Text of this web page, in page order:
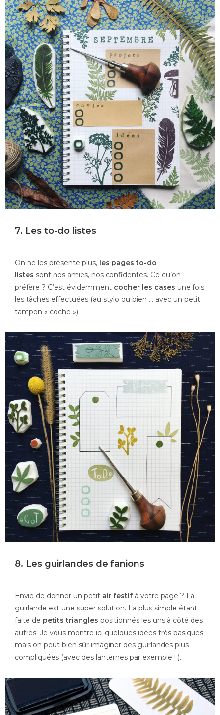
7. Les to-do listes
On ne les présente plus, les pages to-do
listes sont nos amies, nos confidentes. Ce qu’on
préfère ? C’est évidemment cocher les cases une fois
les tâches effectuées (au stylo ou bien … avec un petit
tampon « coche »).
8. Les guirlandes de fanions
Envie de donner un petit air festifà votre page ? La
guirlande est une super solution. La plus simple étant
faite de petits triangles positionnés les uns à côté des
autres. Je vous montre ici quelques idées très basiques
mais on peut bien sûr imaginer des guirlandes plus
compliquées (avec des lanternes par exemple ! ).